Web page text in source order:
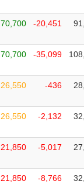
70,700 -20,451
70,700 -35,099
26,550 -436
26,550 -2,132
21,850 -5,017
21,850 -8,766